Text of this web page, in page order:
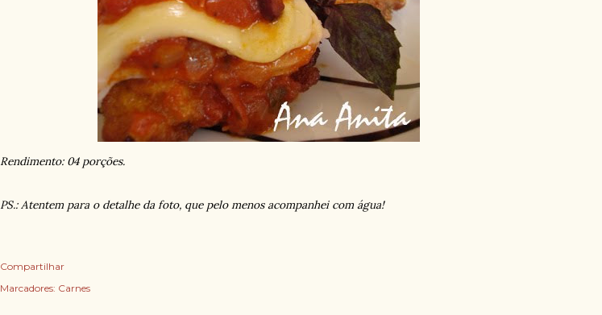
Rendimento: 04 porções.
PS.: Atentem para o detalhe da foto, que pelo menos acompanhei com água!
Compartilhar
Marcadores: Carnes